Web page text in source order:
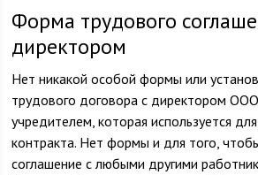
Форма трудового
директором
Нет никакой особой формы или
трудового договора с директором
учредителем, которая используется
контракта. Нет формы и для того,
соглашение с любыми другими